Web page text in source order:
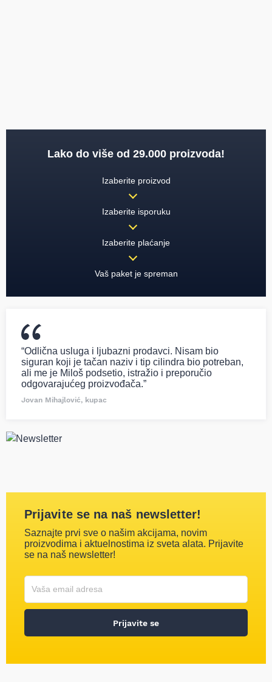
Lako do više od 29.000 proizvoda!
Izaberite proizvod
Izaberite isporuku
Izaberite plaćanje
Vaš paket je spreman
“Odlična usluga i ljubazni prodavci. Nisam bio
siguran koji je tačan naziv i tip cilindra bio potreban,
ali me je Miloš podsetio, istražio i preporučio
odgovarajućeg proizvođača.”
Jovan Mihajlović, kupac
Prijavite se na naš newsletter!
Saznajte prvi sve o našim akcijama, novim
proizvodima i aktuelnostima iz sveta alata. Prijavite
se na naš newsletter!
Prijavite se